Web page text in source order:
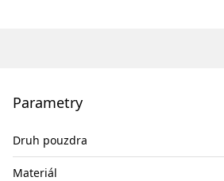
Parametry
Druh pouzdra
Materiál